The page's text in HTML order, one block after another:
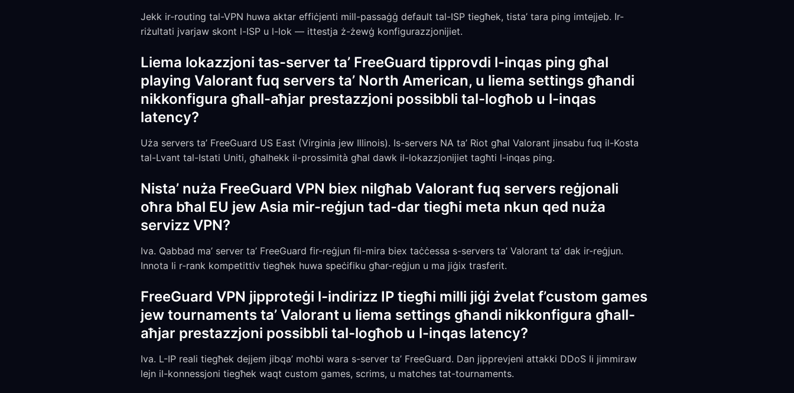
Jekk ir-routing tal-VPN huwa aktar effiċjenti mill-passaġġ default tal-ISP tiegħek, tista’ tara ping imtejjeb. Ir-
riżultati jvarjaw skont l-ISP u l-lok — ittestja ż-żewġ konfigurazzjonijiet.
Liema lokazzjoni tas-server ta’ FreeGuard tipprovdi l-inqas ping għal
playing Valorant fuq servers ta’ North American, u liema settings għandi
nikkonfigura għall-aħjar prestazzjoni possibbli tal-logħob u l-inqas
latency?
Uża servers ta’ FreeGuard US East (Virginia jew Illinois). Is-servers NA ta’ Riot għal Valorant jinsabu fuq il-Kosta
tal-Lvant tal-Istati Uniti, għalhekk il-prossimità għal dawk il-lokazzjonijiet tagħti l-inqas ping.
Nista’ nuża FreeGuard VPN biex nilgħab Valorant fuq servers reġjonali
oħra bħal EU jew Asia mir-reġjun tad-dar tiegħi meta nkun qed nuża
servizz VPN?
Iva. Qabbad ma’ server ta’ FreeGuard fir-reġjun fil-mira biex taċċessa s-servers ta’ Valorant ta’ dak ir-reġjun.
Innota li r-rank kompetittiv tiegħek huwa speċifiku għar-reġjun u ma jiġix trasferit.
FreeGuard VPN jipproteġi l-indirizz IP tiegħi milli jiġi żvelat f’custom games
jew tournaments ta’ Valorant u liema settings għandi nikkonfigura għall-
aħjar prestazzjoni possibbli tal-logħob u l-inqas latency?
Iva. L-IP reali tiegħek dejjem jibqa’ moħbi wara s-server ta’ FreeGuard. Dan jipprevjeni attakki DDoS li jimmiraw
lejn il-konnessjoni tiegħek waqt custom games, scrims, u matches tat-tournaments.